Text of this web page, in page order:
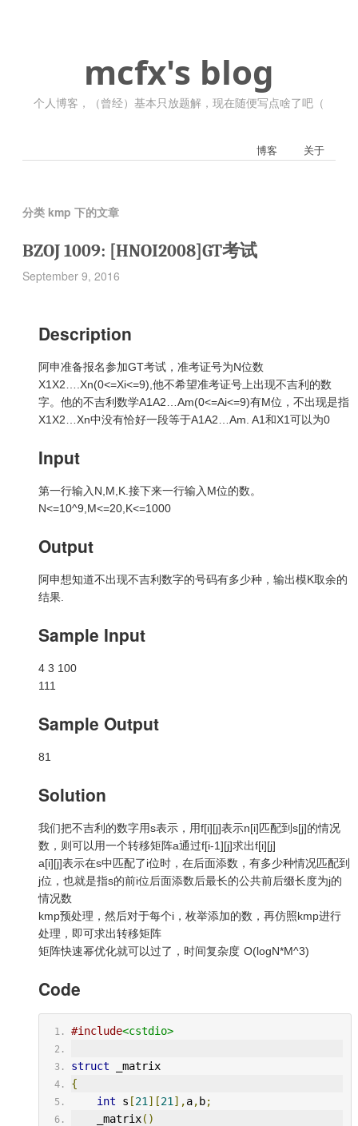
mcfx's blog
个人博客，（曾经）基本只放题解，现在随便写点啥了吧（
博客 关于
分类 kmp 下的文章
BZOJ 1009: [HNOI2008]GT考试
September 9, 2016
Description
阿申准备报名参加GT考试，准考证号为N位数
X1X2….Xn(0<=Xi<=9),他不希望准考证号上出现不吉利的数
字。他的不吉利数学A1A2…Am(0<=Ai<=9)有M位，不出现是指
X1X2…Xn中没有恰好一段等于A1A2…Am. A1和X1可以为0
Input
第一行输入N,M,K.接下来一行输入M位的数。
N<=10^9,M<=20,K<=1000
Output
阿申想知道不出现不吉利数字的号码有多少种，输出模K取余的
结果.
Sample Input
4 3 100
111
Sample Output
81
Solution
我们把不吉利的数字用s表示，用f[i][j]表示n[i]匹配到s[j]的情况
数，则可以用一个转移矩阵a通过f[i-1][j]求出f[i][j]
a[i][j]表示在s中匹配了i位时，在后面添数，有多少种情况匹配到
j位，也就是指s的前i位后面添数后最长的公共前后缀长度为j的
情况数
kmp预处理，然后对于每个i，枚举添加的数，再仿照kmp进行
处理，即可求出转移矩阵
矩阵快速幂优化就可以过了，时间复杂度 O(logN*M^3)
Code
#include<cstdio>
struct _matrix
{
int s [21 ][21 ],a, b;
    _matrix
()